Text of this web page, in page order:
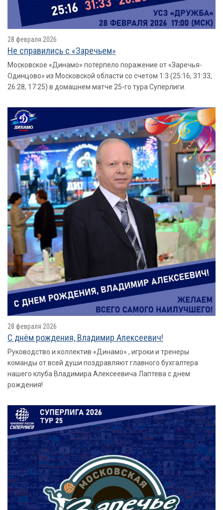
28 февраля 2026
Не справились с «Заречьем»
Московское «Динамо» потерпело поражение от «Заречья-
Одинцово» из Московской области со счетом 1:3 (25:16, 31:33,
26:28, 17:25) в домашнем матче 25-го тура Суперлиги.
28 февраля 2026
С днём рождения, Владимир Алексеевич!
Руководство и коллектив «Динамо» , игроки и тренеры
команды от всей души поздравляют главного бухгалтера
нашего клуба Владимира Алексеевича Лаптева с днем
рождения!